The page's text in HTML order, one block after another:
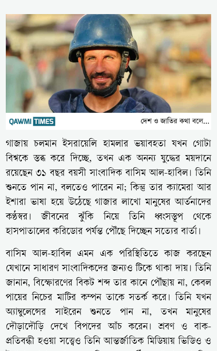
গাজায় চলমান ইসরায়েলি হামলার ভয়াবহতা যখন গোটা
বিশ্বকে স্তব্ধ করে দিচ্ছে, তখন এক অনন্য যুদ্ধের ময়দানে
রয়েছেন ৩১ বছর বয়সী সাংবাদিক বাসিম আল-হাবিল। তিনি
শুনতে পান না, বলতেও পারেন না; কিন্তু তার ক্যামেরা আর
ইশারা ভাষা হয়ে উঠেছে গাজার লাখো মানুষের আর্তনাদের
কণ্ঠস্বর। জীবনের ঝুঁকি নিয়ে তিনি ধ্বংসস্তূপ থেকে
হাসপাতালের করিডোর পর্যন্ত পৌঁছে দিচ্ছেন সত্যের বার্তা।
বাসিম আল-হাবিল এমন এক পরিস্থিতিতে কাজ করছেন
যেখানে সাধারণ সাংবাদিকদের জন্যও টিকে থাকা দায়। তিনি
জানান, বিস্ফোরণের বিকট শব্দ তার কানে পৌঁছায় না, কেবল
পায়ের নিচের মাটির কম্পন তাকে সতর্ক করে। তিনি যখন
অ্যাম্বুলেন্সের সাইরেন শুনতে পান না, তখন মানুষের
দৌড়াদৌড়ি দেখে বিপদের আঁচ করেন। শ্রবণ ও বাক-
প্রতিবন্ধী হওয়া সত্ত্বেও তিনি আন্তর্জাতিক মিডিয়ায় ভিডিও ও